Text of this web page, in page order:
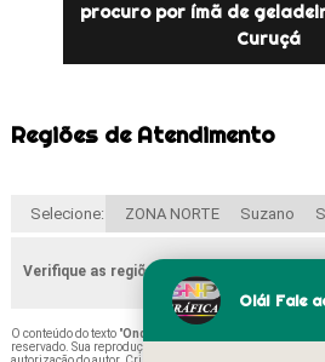
procuro por ímã de
Curuçá
Regiões de Atendimento
Selecione: ZONA NORTE Suzano
Verifique as regiões que atendemos
O conteúdo do texto "Onde Comprar ímã
reservado. Sua reprodução, parcial ou total, mesmo
Olá! Fale